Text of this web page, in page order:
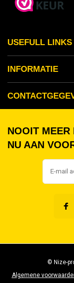
USEFULL LINKS
INFORMATIE
NOOIT
NU AAN
Algemene
© Nize-